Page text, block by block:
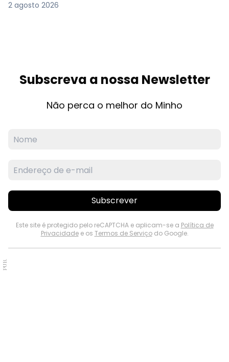
2 agosto 2026
Subscreva a nossa Newsletter
Não perca o melhor do Minho
Subscrever
Este site é protegido pelo reCAPTCHA e aplicam-se a Política de
Privacidadee os Termos de Serviçodo Google.
PUB.